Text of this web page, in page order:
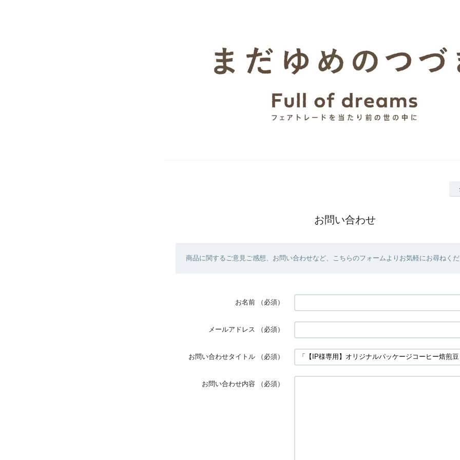
お問い合わせ
商品に関するご意見ご感想、お問い合わせなど、こちらのフォームよりお気軽にお尋ねく
お名前 （必須）
メールアドレス （必須）
お問い合わせタイトル （必須）
お問い合わせ内容 （必須）